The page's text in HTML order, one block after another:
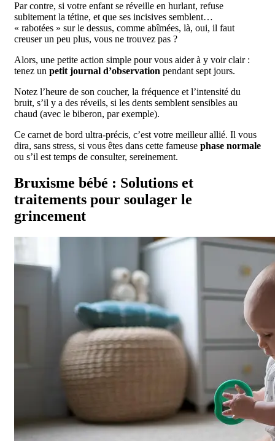
Par contre, si votre enfant se réveille en hurlant, refuse
subitement la tétine, et que ses incisives semblent…
« rabotées » sur le dessus, comme abîmées, là, oui, il faut
creuser un peu plus, vous ne trouvez pas ?
Alors, une petite action simple pour vous aider à y voir clair :
tenez un petit journal d’observation pendant sept jours.
Notez l’heure de son coucher, la fréquence et l’intensité du
bruit, s’il y a des réveils, si les dents semblent sensibles au
chaud (avec le biberon, par exemple).
Ce carnet de bord ultra-précis, c’est votre meilleur allié. Il vous
dira, sans stress, si vous êtes dans cette fameuse phase normale
ou s’il est temps de consulter, sereinement.
Bruxisme bébé : Solutions et
traitements pour soulager le
grincement